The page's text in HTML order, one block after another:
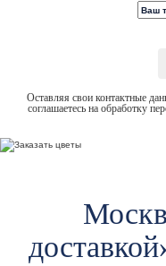
Оставляя свои контактные
соглашаетесь на обработку